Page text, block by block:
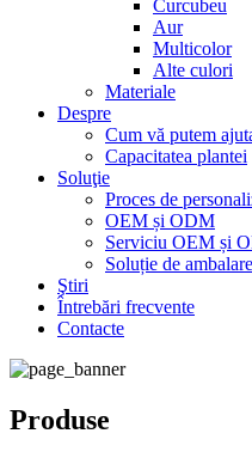
Curcubeu
Aur
Multicolor
Alte culori
Materiale
Despre
Cum vă putem
Capacitatea plantei
Soluţie
Proces de
OEM și ODM
Serviciu OEM și
Soluție de ambalare
Ştiri
Întrebări frecvente
Contacte
Produse